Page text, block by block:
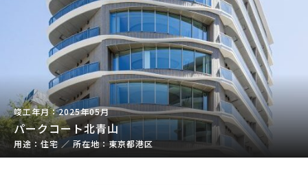
2025年05月
パークコート北青山
住宅 ／ 東京都港区